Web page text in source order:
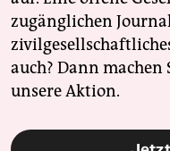
zugänglichen
auch? Dann
unsere Aktion.